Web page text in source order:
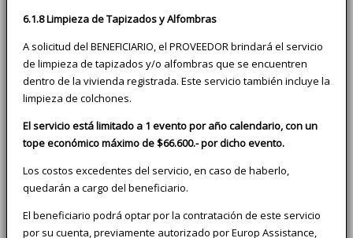
6.1.8 Limpieza de Tapizados y Alfombras
A solicitud del BENEFICIARIO, el PROVEEDOR brindará el servicio
de limpieza de tapizados y/o alfombras que se encuentren
dentro de la vivienda registrada. Este servicio también incluye la
limpieza de colchones.
El servicio está limitado a 1 evento por año calendario, con un
tope económico máximo de $66.600.- por dicho evento.
Los costos excedentes del servicio, en caso de haberlo,
quedarán a cargo del beneficiario.
El beneficiario podrá optar por la contratación de este servicio
por su cuenta, previamente autorizado por Europ Assistance,